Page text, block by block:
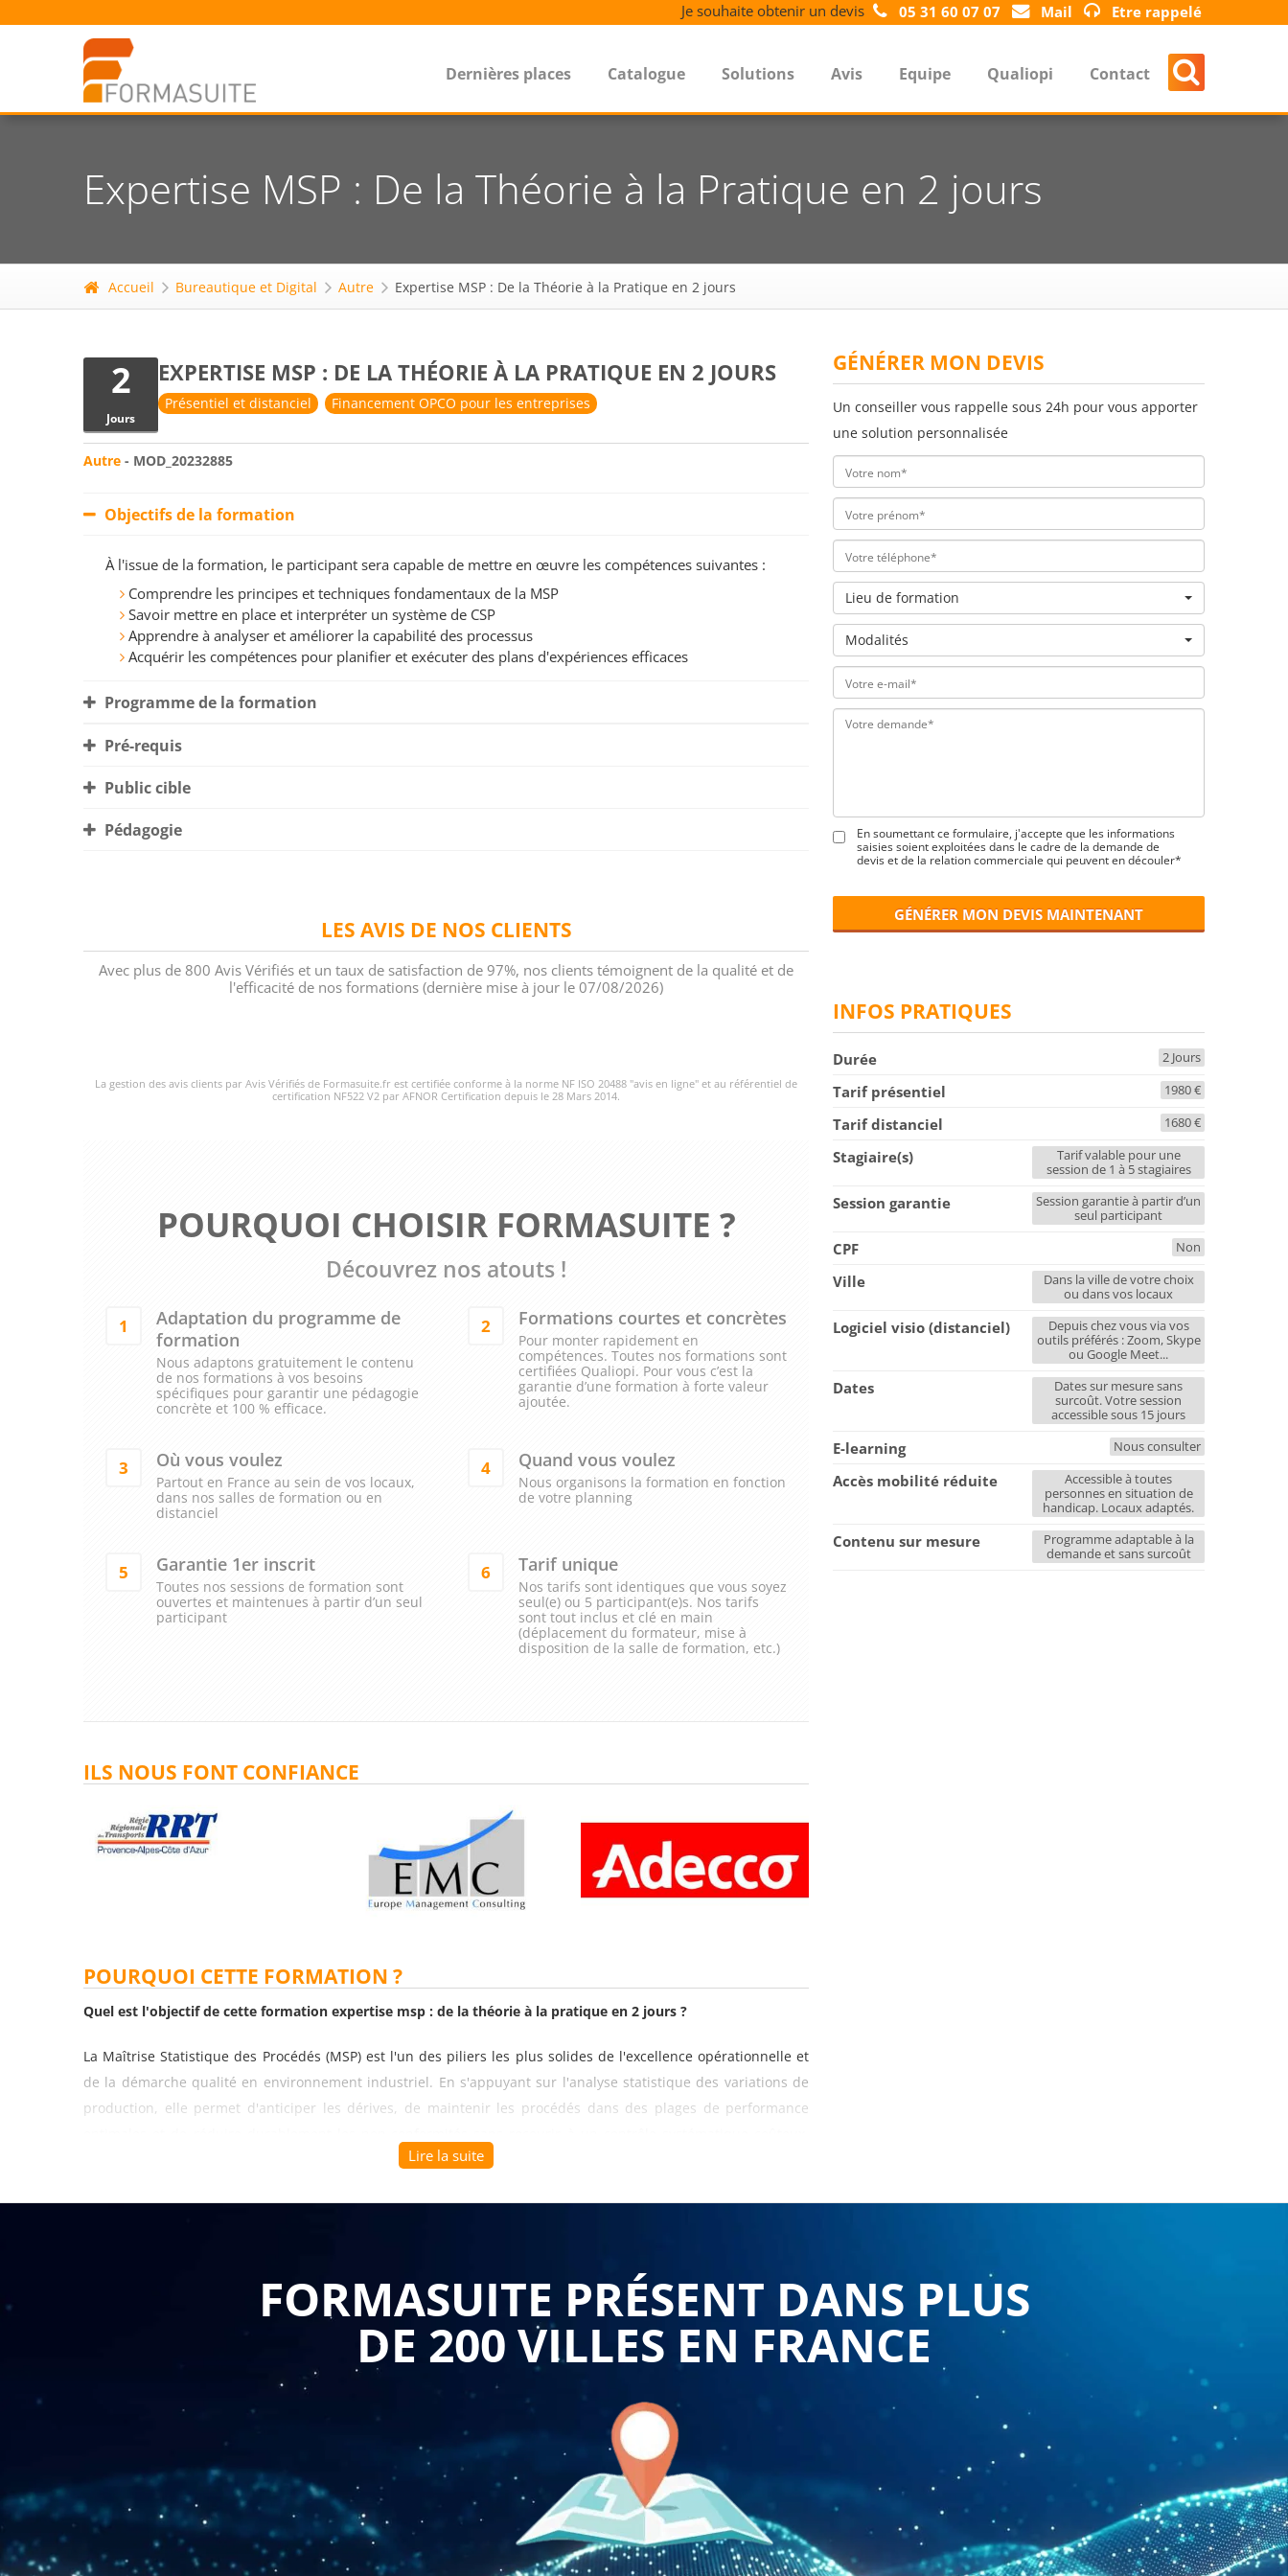
Je souhaite obtenir un devis 05 31 60 07 07 Mail Etre rappelé
Dernières places Catalogue Solutions Avis Equipe Qualiopi Contact
Expertise MSP : De la Théorie à la Pratique en 2 jours
Accueil Bureautique et Digital Autre Expertise MSP : De la Théorie à la Pratique en 2 jours
2
Jours
EXPERTISE MSP : DE LA THÉORIE À LA PRATIQUE EN 2 JOURS
Présentiel et distanciel Financement OPCO pour les entreprises
Autre - MOD_20232885
Objectifs de la formation
À l'issue de la formation, le participant sera capable de mettre en œuvre les compétences suivantes :
Comprendre les principes et techniques fondamentaux de la MSP
Savoir mettre en place et interpréter un système de CSP
Apprendre à analyser et améliorer la capabilité des processus
Acquérir les compétences pour planifier et exécuter des plans d'expériences efficaces
Programme de la formation
Pré-requis
Public cible
Pédagogie
LES AVIS DE NOS CLIENTS
Avec plus de 800 Avis Vérifiés et un taux de satisfaction de 97%, nos clients témoignent de la qualité et de
l'efficacité de nos formations (dernière mise à jour le 07/08/2026)
La gestion des avis clients par Avis Vérifiés de Formasuite.fr est certifiée conforme à la norme NF ISO 20488 "avis en ligne" et au référentiel de
certification NF522 V2 par AFNOR Certification depuis le 28 Mars 2014.
POURQUOI CHOISIR FORMASUITE ?
Découvrez nos atouts !
1
Adaptation du programme de
formation
Nous adaptons gratuitement le contenu
de nos formations à vos besoins
spécifiques pour garantir une pédagogie
concrète et 100 % efficace.
2 Formations courtes et concrètes
Pour monter rapidement en
compétences. Toutes nos formations sont
certifiées Qualiopi. Pour vous c’est la
garantie d’une formation à forte valeur
ajoutée.
3 Où vous voulez
Partout en France au sein de vos locaux,
dans nos salles de formation ou en
distanciel
4 Quand vous voulez
Nous organisons la formation en fonction
de votre planning
5 Garantie 1er inscrit
Toutes nos sessions de formation sont
ouvertes et maintenues à partir d’un seul
participant
6 Tarif unique
Nos tarifs sont identiques que vous soyez
seul(e) ou 5 participant(e)s. Nos tarifs
sont tout inclus et clé en main
(déplacement du formateur, mise à
disposition de la salle de formation, etc.)
ILS NOUS FONT CONFIANCE
POURQUOI CETTE FORMATION ?
Quel est l'objectif de cette formation expertise msp : de la théorie à la pratique en 2 jours ?
La Maîtrise Statistique des Procédés (MSP) est l'un des piliers les plus solides de l'excellence opérationnelle et
de la démarche qualité en environnement industriel. En s'appuyant sur l'analyse statistique des variations de
production, elle permet d'anticiper les dérives, de maintenir les procédés dans des plages de performance
Pour les équipes qualité, production et amélioration continue qui souhaitent s'approprier cette discipline en
La formation expertise msp : de la théorie à la pratique en 2 joursproposée surFormasuiteoffre un parcours
complet et structuré, conçu pour accompagner chaque participant depuis les fondements statistiques jusqu'aux
applications les plus avancées de la discipline. Le premier jour pose les bases incontournables : comprendre la
notion de variation naturelle et assignable, distinguer causes communes et causes spéciales, appréhender les
lois statistiques — loi normale, dispersion, centrage — qui gouvernent le comportement des procédés et saisir
la philosophie globale d'un système de surveillance fondé sur les données. Ces fondations théoriques sont
présentées avec rigueur et pédagogie, sans surcharge mathématique inutile, pour rester accessibles à des
profils variés — techniciens, ingénieurs, responsables qualité, chefs de production ou auditeurs internes.
Le deuxième jour bascule résolument vers la pratique et l'approfondissement. Se former à la MSP sur deux
jours, c'est avoir le temps de construire, d'utiliser et d'interpréter un système de Contrôle Statistique des
Procédés (CSP) complet dans des conditions proches du réel. Le programme guide les participants dans la
Lire la suite
GÉNÉRER MON DEVIS
Un conseiller vous rappelle sous 24h pour vous apporter
une solution personnalisée
Lieu de formation
Modalités
En soumettant ce formulaire, j'accepte que les informations
saisies soient exploitées dans le cadre de la demande de
devis et de la relation commerciale qui peuvent en découler*
GÉNÉRER MON DEVIS MAINTENANT
INFOS PRATIQUES
Durée 2 Jours
Tarif présentiel 1980 €
Tarif distanciel 1680 €
Stagiaire(s)
Tarif valable pour une
session de 1 à 5 stagiaires
Session garantie
Session garantie à partir d’un
seul participant
CPF Non
Ville
Dans la ville de votre choix
ou dans vos locaux
Logiciel visio (distanciel)
Depuis chez vous via vos
outils préférés : Zoom, Skype
ou Google Meet...
Dates
Dates sur mesure sans
surcoût. Votre session
accessible sous 15 jours
E-learning Nous consulter
Accès mobilité réduite
Accessible à toutes
personnes en situation de
handicap. Locaux adaptés.
Contenu sur mesure
Programme adaptable à la
demande et sans surcoût
FORMASUITE PRÉSENT DANS PLUS
DE 200 VILLES EN FRANCE